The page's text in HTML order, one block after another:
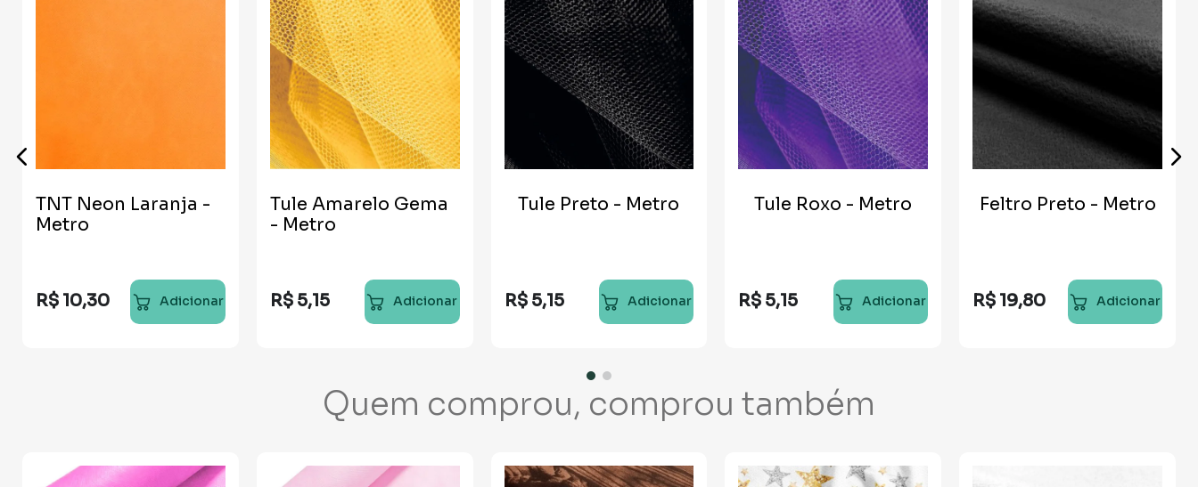
TNT Neon Laranja -
Metro
R$ 10,30 Adicionar
Tule Amarelo Gema
- Metro
R$ 5,15 Adicionar
Tule Preto - Metro
R$ 5,15 Adicionar
Tule Roxo - Metro
R$ 5,15 Adicionar
Feltro Preto - Metro
R$ 19,80 Adicionar
Quem comprou, comprou também